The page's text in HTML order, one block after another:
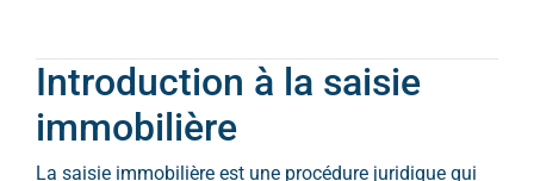
Introduction à la saisie
immobilière
La saisie immobilière est une procédure juridique qui